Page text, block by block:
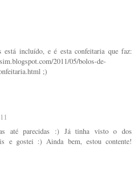
está incluído, e é esta confeitaria que faz:
2011/05/bolos-de-
;)
até parecidas :) Já tinha visto o dos
e gostei :) Ainda bem, estou contente!